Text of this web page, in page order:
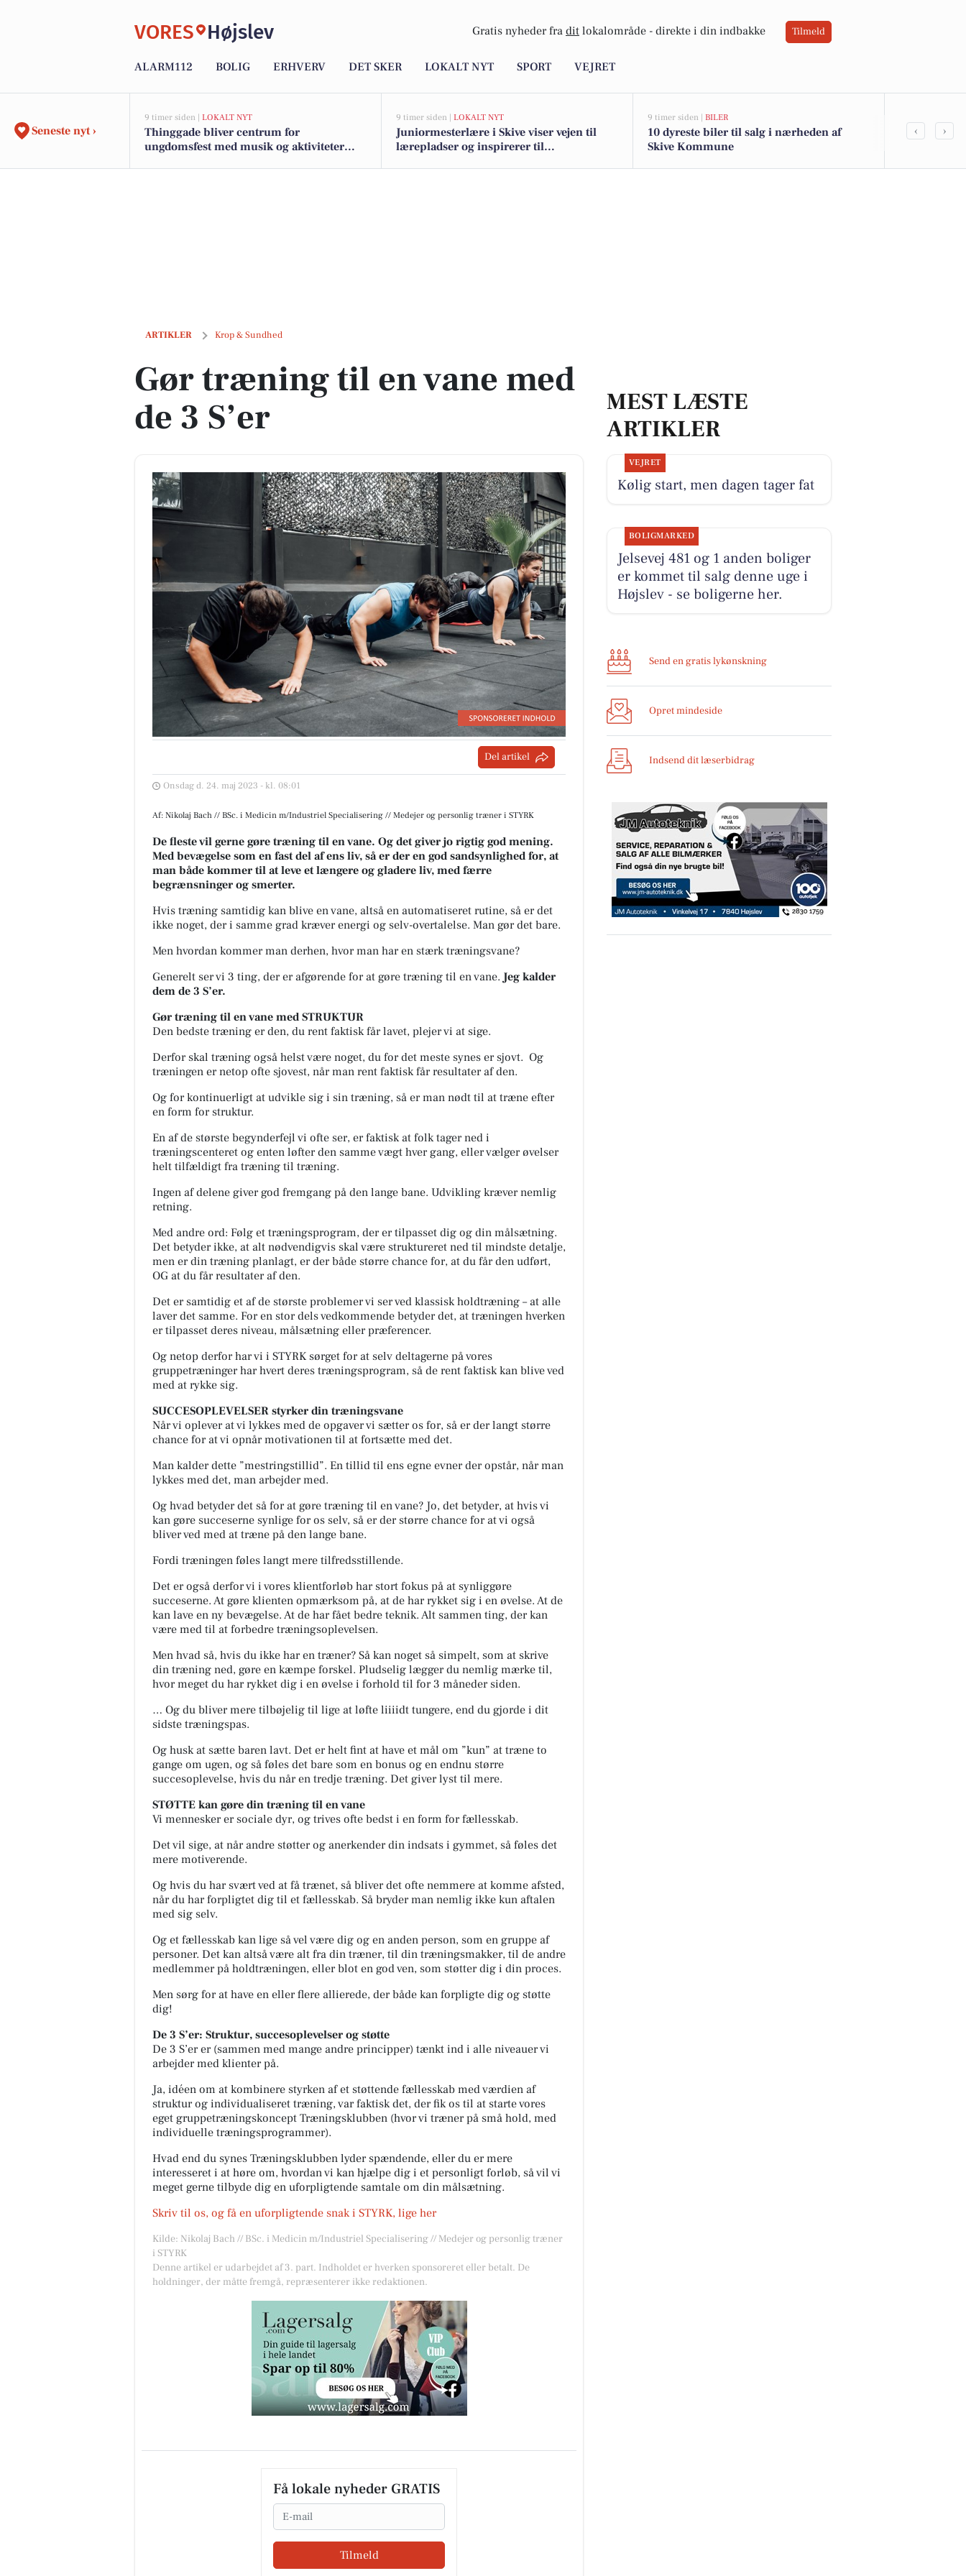
VORES Højslev Gratis nyheder fra dit lokalområde - direkte i din indbakke Tilmeld
ALARM112 BOLIG ERHVERV DET SKER LOKALT NYT SPORT VEJRET
Seneste nyt ›
9 timer siden | LOKALT NYT
Thinggade bliver centrum for
ungdomsfest med musik og aktiviteter
9 timer siden | LOKALT NYT
Juniormesterlære i Skive viser vejen til
lærepladser og inspirerer til
9 timer siden | BILER
10 dyreste biler til salg i nærheden af
Skive Kommune
Skive
‹ ›
ARTIKLER Krop & Sundhed
Gør træning til en vane med de 3 S’er
Gør træning til en vane med
de 3 S’er
Del artikel
Onsdag d. 24. maj 2023 - kl. 08:01
Af: Nikolaj Bach // BSc. i Medicin m/Industriel Specialisering // Medejer og personlig træner i STYRK
De fleste vil gerne gøre træning til en vane. Og det giver jo rigtig god mening.
Med bevægelse som en fast del af ens liv, så er der en god sandsynlighed for, at
man både kommer til at leve et længere og gladere liv, med færre
begrænsninger og smerter.
Hvis træning samtidig kan blive en vane, altså en automatiseret rutine, så er det
ikke noget, der i samme grad kræver energi og selv-overtalelse. Man gør det bare.
Men hvordan kommer man derhen, hvor man har en stærk træningsvane?
Generelt ser vi 3 ting, der er afgørende for at gøre træning til en vane.Jeg kalder
dem de 3 S’er.
Gør træning til en vane med STRUKTUR
Den bedste træning er den, du rent faktisk får lavet, plejer vi at sige.
Derfor skal træning også helst være noget, du for det meste synes er sjovt. Og
træningen er netop ofte sjovest, når man rent faktisk får resultater af den.
Og for kontinuerligt at udvikle sig i sin træning, så er man nødt til at træne efter
en form for struktur.
En af de største begynderfejl vi ofte ser, er faktisk at folk tager ned i
træningscenteret og enten løfter den samme vægt hver gang, eller vælger øvelser
helt tilfældigt fra træning til træning.
Ingen af delene giver god fremgang på den lange bane. Udvikling kræver nemlig
retning.
Med andre ord: Følg et træningsprogram, der er tilpasset dig og din målsætning.
Det betyder ikke, at alt nødvendigvis skal være struktureret ned til mindste detalje,
men er din træning planlagt, er der både større chance for, at du får den udført,
OG at du får resultater af den.
Det er samtidig et af de største problemer vi ser ved klassisk holdtræning – at alle
laver det samme. For en stor dels vedkommende betyder det, at træningen hverken
er tilpasset deres niveau, målsætning eller præferencer.
Og netop derfor har vi i STYRK sørget for at selv deltagerne på vores
gruppetræninger har hvert deres træningsprogram, så de rent faktisk kan blive ved
med at rykke sig.
SUCCESOPLEVELSER styrker din træningsvane
Når vi oplever at vi lykkes med de opgaver vi sætter os for, så er der langt større
chance for at vi opnår motivationen til at fortsætte med det.
Man kalder dette ”mestringstillid”. En tillid til ens egne evner der opstår, når man
lykkes med det, man arbejder med.
Og hvad betyder det så for at gøre træning til en vane? Jo, det betyder, at hvis vi
kan gøre succeserne synlige for os selv, så er der større chance for at vi også
bliver ved med at træne på den lange bane.
Fordi træningen føles langt mere tilfredsstillende.
Det er også derfor vi i vores klientforløb har stort fokus på at synliggøre
succeserne. At gøre klienten opmærksom på, at de har rykket sig i en øvelse. At de
kan lave en ny bevægelse. At de har fået bedre teknik. Alt sammen ting, der kan
være med til at forbedre træningsoplevelsen.
Men hvad så, hvis du ikke har en træner? Så kan noget så simpelt, som at skrive
din træning ned, gøre en kæmpe forskel. Pludselig lægger du nemlig mærke til,
hvor meget du har rykket dig i en øvelse i forhold til for 3 måneder siden.
… Og du bliver mere tilbøjelig til lige at løfte liiiidt tungere, end du gjorde i dit
sidste træningspas.
Og husk at sætte baren lavt. Det er helt fint at have et mål om ”kun” at træne to
gange om ugen, og så føles det bare som en bonus og en endnu større
succesoplevelse, hvis du når en tredje træning. Det giver lyst til mere.
STØTTE kan gøre din træning til en vane
Vi mennesker er sociale dyr, og trives ofte bedst i en form for fællesskab.
Det vil sige, at når andre støtter og anerkender din indsats i gymmet, så føles det
mere motiverende.
Og hvis du har svært ved at få trænet, så bliver det ofte nemmere at komme afsted,
når du har forpligtet dig til et fællesskab. Så bryder man nemlig ikke kun aftalen
med sig selv.
Og et fællesskab kan lige så vel være dig og en anden person, som en gruppe af
personer. Det kan altså være alt fra din træner, til din træningsmakker, til de andre
medlemmer på holdtræningen, eller blot en god ven, som støtter dig i din proces.
Men sørg for at have en eller flere allierede, der både kan forpligte dig og støtte
dig!
De 3 S’er: Struktur, succesoplevelser og støtte
De 3 S’er er (sammen med mange andre principper) tænkt ind i alle niveauer vi
arbejder med klienter på.
Ja, idéen om at kombinere styrken af et støttende fællesskab med værdien af
struktur og individualiseret træning, var faktisk det, der fik os til at starte vores
eget gruppetræningskoncept Træningsklubben (hvor vi træner på små hold, med
individuelle træningsprogrammer).
Hvad end du synes Træningsklubben lyder spændende, eller du er mere
interesseret i at høre om, hvordan vi kan hjælpe dig i et personligt forløb, så vil vi
meget gerne tilbyde dig en uforpligtende samtale om din målsætning.
Skriv til os, og få en uforpligtende snak i STYRK, lige her
Kilde: Nikolaj Bach // BSc. i Medicin m/Industriel Specialisering // Medejer og personlig træner
i STYRK
Denne artikel er udarbejdet af 3. part. Indholdet er hverken sponsoreret eller betalt. De
holdninger, der måtte fremgå, repræsenterer ikke redaktionen.
Få lokale nyheder GRATIS
Email
Tilmeld
MEST LÆSTE
ARTIKLER
VEJRET
Kølig start, men dagen tager fat
BOLIGMARKED
Jelsevej 481 og 1 anden boliger
er kommet til salg denne uge i
Højslev - se boligerne her.
Send en gratis lykønskning
Opret mindeside
Indsend dit læserbidrag